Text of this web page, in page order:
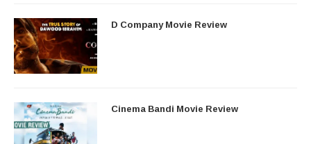
D Company Movie Review
Cinema Bandi Movie Review